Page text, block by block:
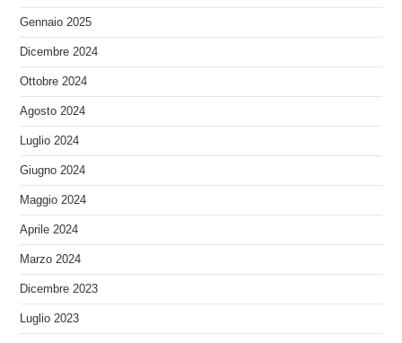
Gennaio 2025
Dicembre 2024
Ottobre 2024
Agosto 2024
Luglio 2024
Giugno 2024
Maggio 2024
Aprile 2024
Marzo 2024
Dicembre 2023
Luglio 2023